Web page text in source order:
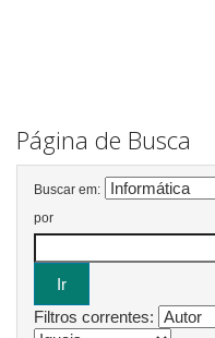
Página de Busca
Buscar em:
por
Filtros correntes: